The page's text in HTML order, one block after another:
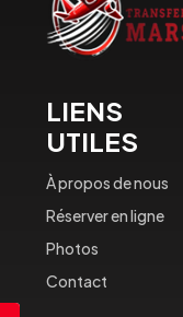
LIENS
UTILES
À propos de nous
Réserver en ligne
Photos
Contact